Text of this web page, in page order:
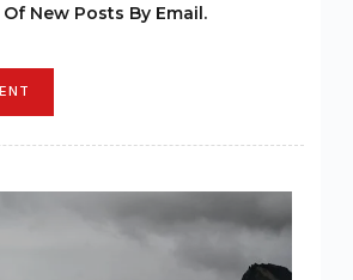
New Posts By Email.